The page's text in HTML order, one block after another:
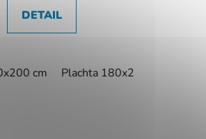
DETAIL
cm Plachta 180x200 cm